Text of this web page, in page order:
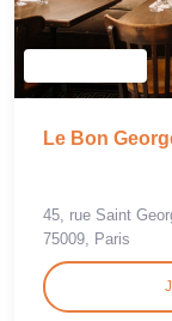
Le Bon
45, rue Saint
75009, Paris